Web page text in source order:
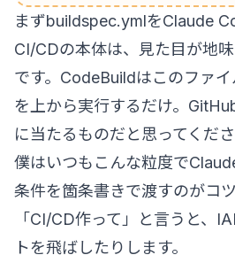
まずbuildspec.ymlをClaude
CI/CDの本体は、見た目が地
です。CodeBuildはこのファ
を上から実行するだけ。
に当たるものだと思ってくださ
僕はいつもこんな粒度で
条件を箇条書きで渡すのがコ
「CI/CD作って」と言うと、
トを飛ばしたりします。